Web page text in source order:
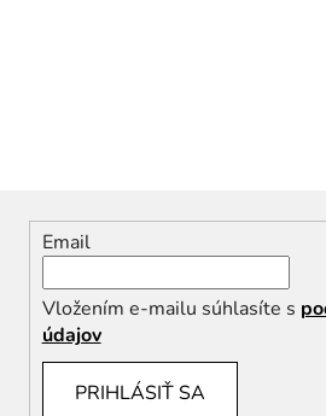
Email
Vložením e-mailu súhlasíte s
údajov
PRIHLÁSIŤ SA